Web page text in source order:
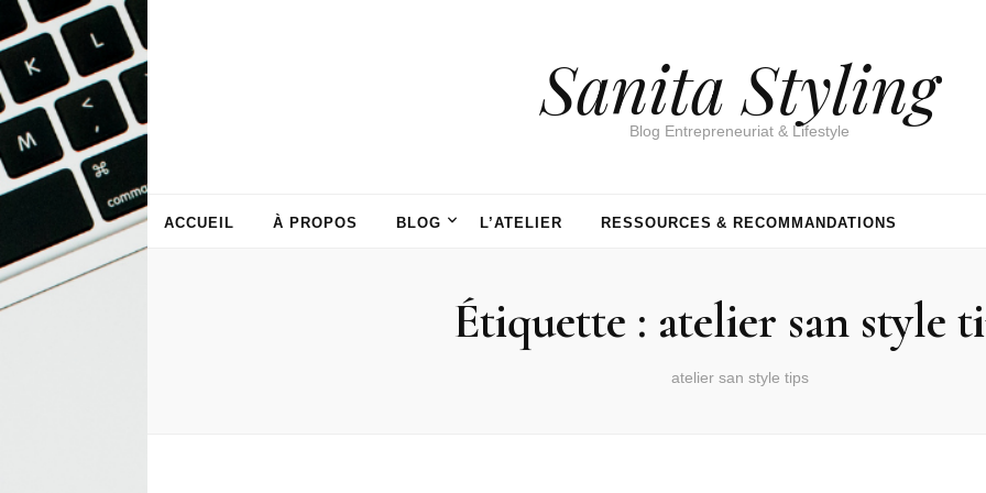
Sanita Styling
Blog Entrepreneuriat & Lifestyle
ACCUEIL À PROPOS BLOG L’ATELIER RESSOURCES & RECOMMANDATIONS
Étiquette : atelier san style
atelier san style tips